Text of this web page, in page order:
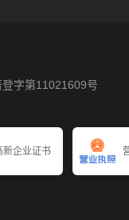
登字第11021609号
新企业证书